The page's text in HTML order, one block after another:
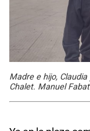
Madre e hijo,
Chalet. Manuel